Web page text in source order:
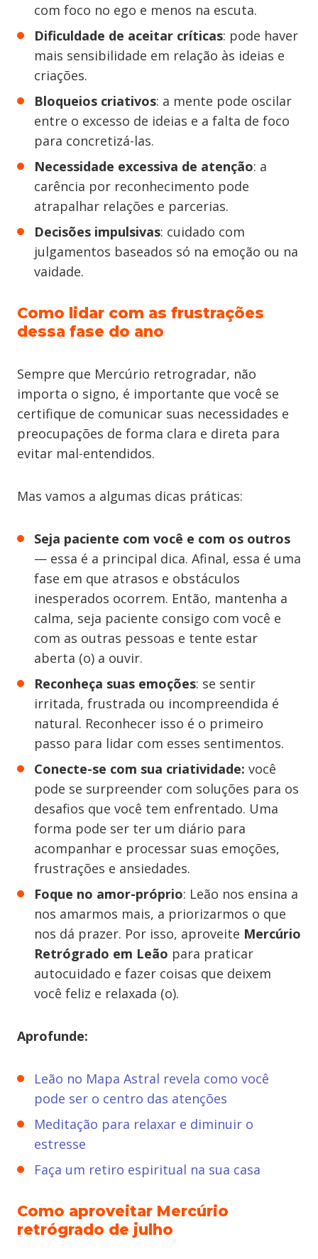
com foco no ego e menos na escuta.
Dificuldade de aceitar críticas: pode haver
mais sensibilidade em relação às ideias e
criações.
Bloqueios criativos: a mente pode oscilar
entre o excesso de ideias e a falta de foco
para concretizá-las.
Necessidade excessiva de atenção: a
carência por reconhecimento pode
atrapalhar relações e parcerias.
Decisões impulsivas: cuidado com
julgamentos baseados só na emoção ou na
vaidade.
Como lidar com as frustrações
dessa fase do ano
Sempre que Mercúrio retrogradar, não
importa o signo, é importante que você se
certifique de comunicar suas necessidades e
preocupações de forma clara e direta para
evitar mal-entendidos.
Mas vamos a algumas dicas práticas:
Seja paciente com você e com os outros
— essa é a principal dica. Afinal, essa é uma
fase em que atrasos e obstáculos
inesperados ocorrem. Então, mantenha a
calma, seja paciente consigo com você e
com as outras pessoas e tente estar
aberta (o) a ouvir.
Reconheça suas emoções: se sentir
irritada, frustrada ou incompreendida é
natural. Reconhecer isso é o primeiro
passo para lidar com esses sentimentos.
Conecte-se com sua criatividade: você
pode se surpreender com soluções para os
desafios que você tem enfrentado. Uma
forma pode ser ter um diário para
acompanhar e processar suas emoções,
frustrações e ansiedades.
Foque no amor-próprio: Leão nos ensina a
nos amarmos mais, a priorizarmos o que
nos dá prazer. Por isso, aproveite Mercúrio
Retrógrado em Leão para praticar
autocuidado e fazer coisas que deixem
você feliz e relaxada (o).
Aprofunde:
Leão no Mapa Astral revela como você
pode ser o centro das atenções
Meditação para relaxar e diminuir o
estresse
Faça um retiro espiritual na sua casa
Como aproveitar Mercúrio
retrógrado de julho